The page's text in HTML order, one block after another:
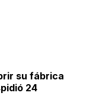
su fábrica
24